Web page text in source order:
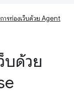
ารท่องเว็บด้วย Agent
บด้วย